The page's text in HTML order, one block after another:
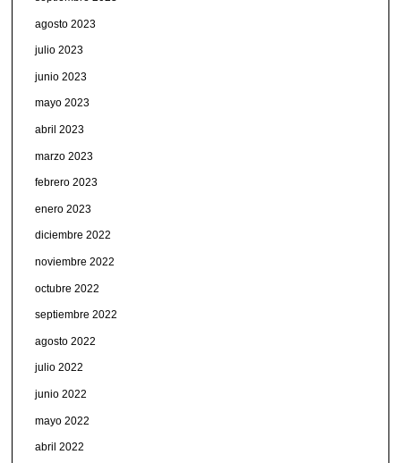
agosto 2023
julio 2023
junio 2023
mayo 2023
abril 2023
marzo 2023
febrero 2023
enero 2023
diciembre 2022
noviembre 2022
octubre 2022
septiembre 2022
agosto 2022
julio 2022
junio 2022
mayo 2022
abril 2022